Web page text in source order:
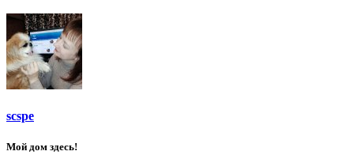
scspe
Мой дом здесь!